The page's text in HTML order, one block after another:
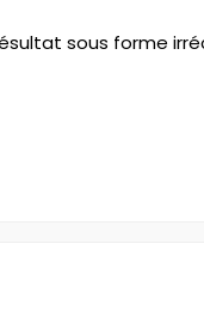
sous forme